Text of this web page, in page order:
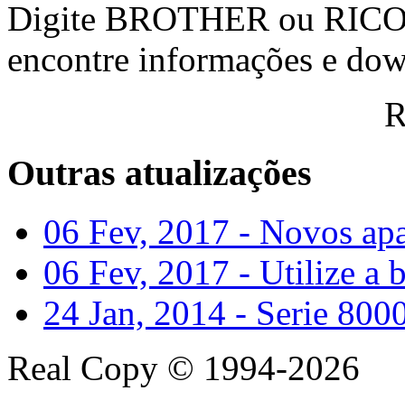
Digite BROTHER ou
encontre informações e
Outras atualizações
06 Fev, 2017 - Novos
06 Fev, 2017 - Utilize a
24 Jan, 2014 - Serie
Real Copy © 1994-2026